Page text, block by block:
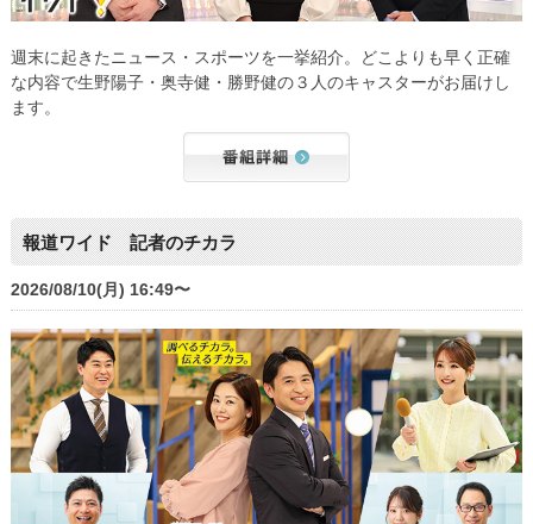
週末に起きたニュース・スポーツを一挙紹介。どこよりも早く正確
な内容で生野陽子・奥寺健・勝野健の３人のキャスターがお届けし
ます。
報道ワイド 記者のチカラ
2026/08/10(月) 16:49〜